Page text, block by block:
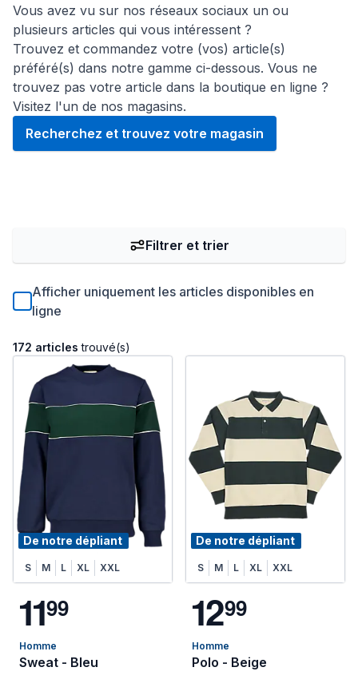
Vous avez vu sur nos réseaux sociaux un ou
plusieurs articles qui vous intéressent ?
Trouvez et commandez votre (vos) article(s)
préféré(s) dans notre gamme ci-dessous. Vous ne
trouvez pas votre article dans la boutique en ligne ?
Visitez l'un de nos magasins.
Recherchez et trouvez votre magasin
Afficher uniquement les articles disponibles en
ligne
172 articles trouvé(s)
Filtrer et trier
De notre dépliant
S M L XL XXL
1199
Homme
Sweat - Bleu
De notre dépliant
S M L XL XXL
1299
Homme
Polo - Beige